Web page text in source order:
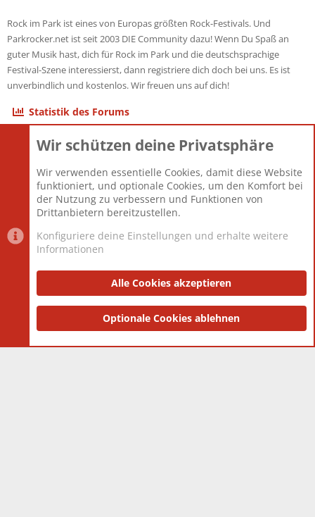
Rock im Park ist eines von Europas größten Rock-Festivals. Und
Parkrocker.net ist seit 2003 DIE Community dazu! Wenn Du Spaß an
guter Musik hast, dich für Rock im Park und die deutschsprachige
Festival-Szene interessierst, dann registriere dich doch bei uns. Es ist
unverbindlich und kostenlos. Wir freuen uns auf dich!
Statistik des Forums
Themen
Mitglieder
12.427
Neuestes Mitglied
Berlin
Datenschutzerklärung Impressum
Community platform by XenForo® © 2010-2025 XenForo Ltd.
and add-ons by ThemeHouse
Wir schützen deine Privatsphäre
Wir verwenden essentielle Cookies, damit diese Website
funktioniert, und optionale Cookies, um den Komfort bei
der Nutzung zu verbessern und Funktionen von
Drittanbietern bereitzustellen.
Konfiguriere deine Einstellungen und erhalte weitere
Informationen
Alle Cookies akzeptieren
Optionale Cookies ablehnen